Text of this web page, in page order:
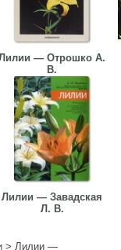
— Отрошко А.
В.
Лилии — Завадская
Л. В.
>Лилии —